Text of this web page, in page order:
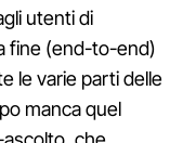
utenti di
fine (end-to-end)
le varie parti delle
manca quel